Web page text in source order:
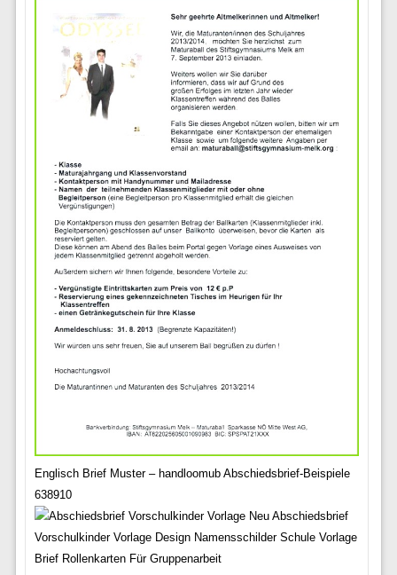
Englisch Brief Muster – handloomub Abschiedsbrief-Beispiele
638910